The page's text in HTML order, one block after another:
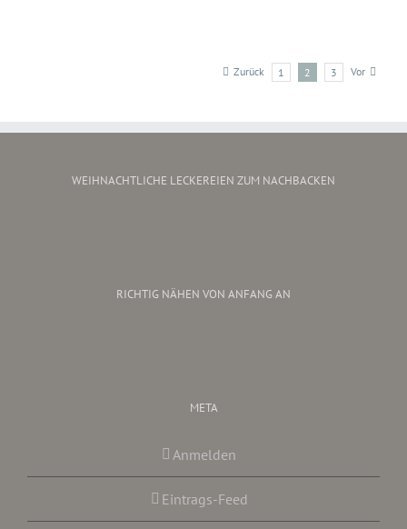
Zurück 1 2 3 Vor
WEIHNACHTLICHE LECKEREIEN ZUM NACHBACKEN
RICHTIG NÄHEN VON ANFANG AN
META
Anmelden
Eintrags-Feed